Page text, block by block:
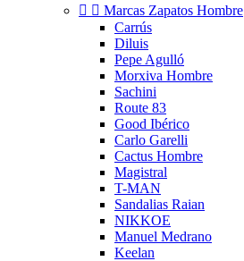
  Marcas Zapatos Hombre
Carrús
Diluis
Pepe Agulló
Morxiva Hombre
Sachini
Route 83
Good Ibérico
Carlo Garelli
Cactus Hombre
Magistral
T-MAN
Sandalias Raian
NIKKOE
Manuel Medrano
Keelan